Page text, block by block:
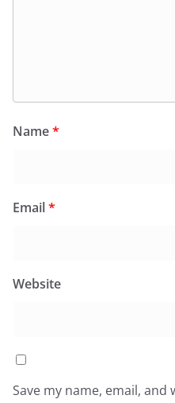
Name*
Email*
Website
Save my name, email,